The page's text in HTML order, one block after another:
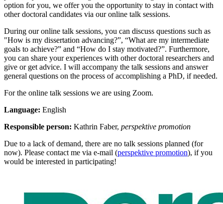
option for you, we offer you the opportunity to stay in contact with
other doctoral candidates via our online talk sessions.
During our online talk sessions, you can discuss questions such as
"How is my dissertation advancing?”, “What are my intermediate
goals to achieve?” and “How do I stay motivated?”. Furthermore,
you can share your experiences with other doctoral researchers and
give or get advice. I will accompany the talk sessions and answer
general questions on the process of accomplishing a PhD, if needed.
For the online talk sessions we are using Zoom.
Language: English
Responsible person: Kathrin Faber, perspektive promotion
Due to a lack of demand, there are no talk sessions planned (for
now). Please contact me via e-mail (perspektive promotion), if you
would be interested in participating!